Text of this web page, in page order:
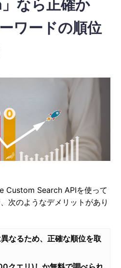
なら正確か
ワードの順位
Custom Search APIを使って
次のようなデメリットがあり
なるため、正確な順位を取